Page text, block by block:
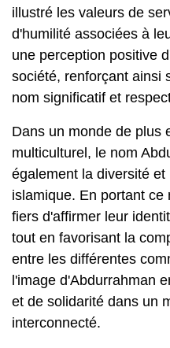
illustré les valeurs de
d'humilité associées à
une perception positive
société, renforçant ainsi
nom significatif et
Dans un monde de plus
multiculturel, le nom
également la diversité
islamique. En portant
fiers d'affirmer leur
tout en favorisant la
entre les différentes
l'image d'Abdurrahman
et de solidarité dans un
interconnecté.